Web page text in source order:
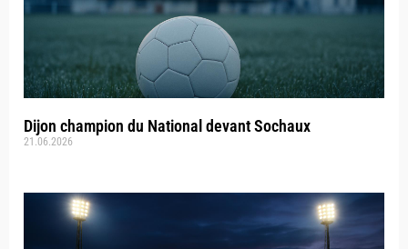
Dijon champion du National devant Sochaux
21.06.2026